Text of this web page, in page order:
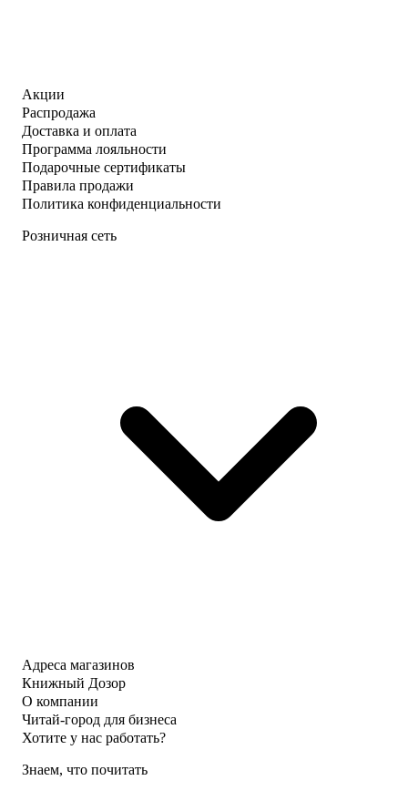
Акции
Распродажа
Доставка и оплата
Программа лояльности
Подарочные сертификаты
Правила продажи
Политика конфиденциальности
Розничная сеть
Адреса магазинов
Книжный Дозор
О компании
Читай-город для бизнеса
Хотите у нас работать?
Знаем, что почитать